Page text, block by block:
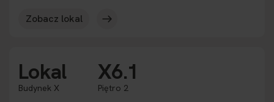
Zobacz lokal
Lokal
Budynek X
X6.1
Piętro 2